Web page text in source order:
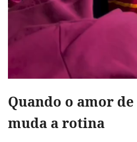
Quando o amor
muda a rotina